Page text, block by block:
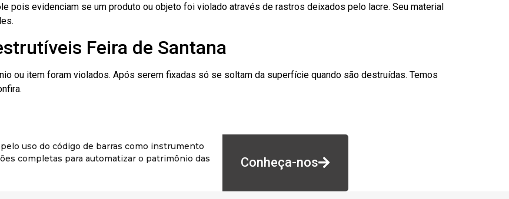
pois evidenciam se um produto ou objeto foi violado através de rastros deixados pelo lacre. Seu material
Feira de Santana
ou item foram violados. Após serem fixadas só se soltam da superfície quando são destruídas. Temos
uso do código de barras como instrumento
completas para automatizar o patrimônio das
Conheça-nos